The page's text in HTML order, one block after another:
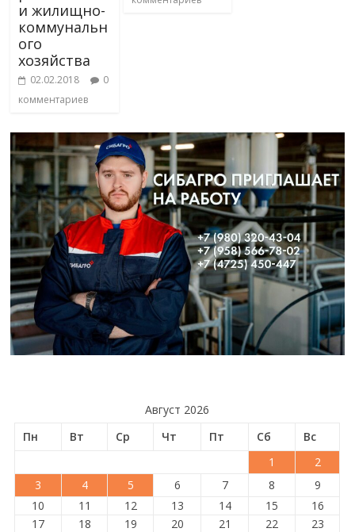
и жилищно-
коммунальн
ого
хозяйства
02.02.2018
0
комментариев
Август 2026
Пн
Вт Ср Чт Пт Сб
Вс
1
2
3
4 5 6 7 8
9
10
11 12 13 14 15
16
17
18 19 20 21 22
23